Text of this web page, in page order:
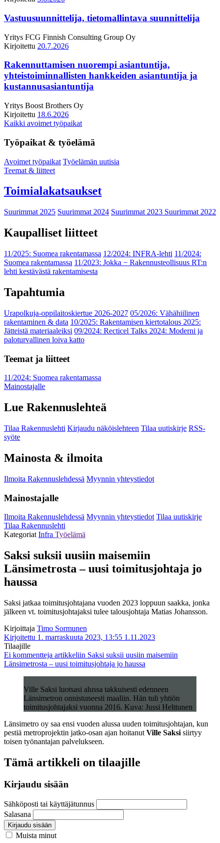
Vastuusuunnittelija, tietomallintava suunnittelija
Yritys FCG Finnish Consulting Group Oy
Kirjoitettu 20.7.2026
Rakennuttamisen nuorempi asiantuntija,
yhteistoiminnallisten hankkeiden asiantuntija ja
kustannusasiantuntija
Yritys Boost Brothers Oy
Kirjoitettu 18.6.2026
Kaikki avoimet työpaikat
Työpaikat & työelämä
Avoimet työpaikat Työelämän uutisia
Teemat & liitteet
Toimialakatsaukset
Suurimmat 2025 Suurimmat 2024 Suurimmat 2023 Suurimmat 2022
Kaupalliset liitteet
11/2025: Suomea rakentamassa 12/2024: INFRA-lehti 11/2024:
Suomea rakentamassa 11/2023: Jokka − Rakennusteollisuus RT:n
lehti kestävästä rakentamisesta
Tapahtumia
Urapolkuja-oppilaitoskiertue 2026-2027 05/2026: Vähähiilinen
rakentaminen & data 10/2025: Rakentamisen kiertotalous 2025:
Jätteistä materiaaleiksi 09/2024: Recticel Talks 2024: Moderni ja
paloturvallinen loiva katto
Teemat ja liitteet
11/2024: Suomea rakentamassa
Mainostajalle
Lue Rakennuslehteä
Tilaa Rakennuslehti Kirjaudu näköislehteen Tilaa uutiskirje RSS-
syöte
Mainosta & ilmoita
Ilmoita Rakennuslehdessä Myynnin yhteystiedot
Mainostajalle
Ilmoita Rakennuslehdessä Myynnin yhteystiedot Tilaa uutiskirje
Tilaa Rakennuslehti
KategoriatInfra Työelämä
Saksi suksii uusiin maisemiin
Länsimetrosta – uusi toimitusjohtaja jo
haussa
Saksi jatkaa toimitusjohtajana vuoden 2023 loppuun saakka, jonka
jälkeen vt. toimitusjohtajaksi tulee talousjohtaja Matias Johansson.
Kirjoittaja Timo Sormunen
Kirjoitettu 1. marraskuuta 2023, 13:55 1.11.2023
Tilaajille
Ei kommentteja artikkeliin Saksi suksii uusiin maisemiin
Länsimetrosta – uusi toimitusjohtaja jo haussa
Ville Saksi luotsasi alussa takkuisesti edenneen
Länsimetron onnistuneesti maaliin. Hän tuli yhtiön
toimitusjohtajaksi vuonna 2016. Kuva: Jussi Helttunen
Länsimetro oy saa ensi vuoden alussa uuden toimitusjohtajan, kun
pestiä metroprojektin jatko-osan ajan hoitanut Ville Saksi siirtyy
toisen työnantajan palvelukseen.
Tämä artikkeli on tilaajille
Kirjaudu sisään
Sähköposti tai käyttäjätunnus
Salasana
Kirjaudu sisään
Muista minut